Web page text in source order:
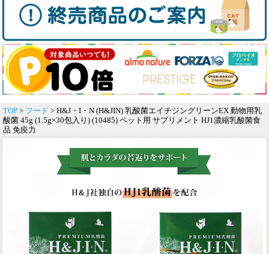
TOP > フード > H&J・I・N (H&JIN) 乳酸菌エイチジングリーンEX 動物用乳
酸菌 45g (1.5g×30包入り) (10485) ペット用 サプリメント HJ1濃縮乳酸菌食
品 免疫力